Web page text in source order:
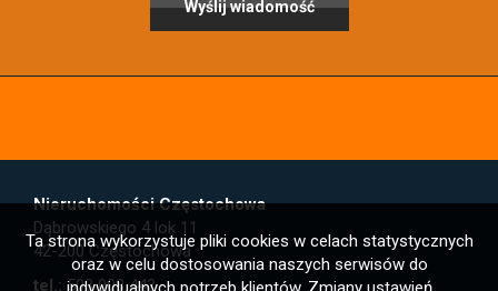
Nieruchomości Częstochowa
Dąbrowskiego 4 lok 11
42-200 Częstochowa
tel.: 503 008 442
Ta strona wykorzystuje pliki cookies w celach statystycznych
oraz w celu dostosowania naszych serwisów do